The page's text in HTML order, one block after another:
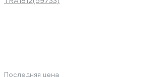
Последняя цена